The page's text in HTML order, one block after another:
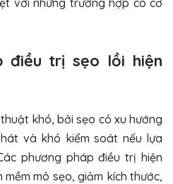
điều trị sẹo lồi hiện
khó, bởi sẹo có xu hướng
và khó kiểm soát nếu lựa
phương pháp điều trị hiện
mô sẹo, giảm kích thước,